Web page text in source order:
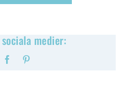
medier:
Facebook